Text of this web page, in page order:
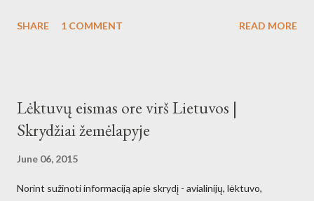
SHARE 1 COMMENT READ MORE
Lėktuvų eismas ore virš Lietuvos |
Skrydžiai žemėlapyje
June 06, 2015
Norint sužinoti informaciją apie skrydį - avialinijų, lėktuvo,